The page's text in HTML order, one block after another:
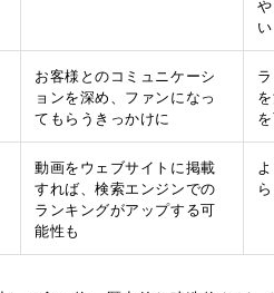
お客様とのコミュニケーシ
ョンを深め、ファンになっ
てもらうきっかけに
動画をウェブサイトに掲載
すれば、検索エンジンでの
ランキングがアップする可
能性も